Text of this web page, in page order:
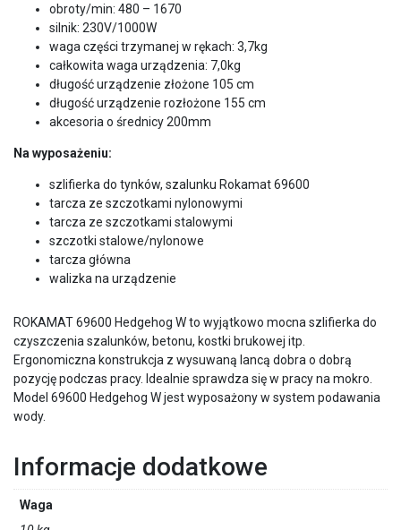
obroty/min: 480 – 1670
silnik: 230V/1000W
waga części trzymanej w rękach: 3,7kg
całkowita waga urządzenia: 7,0kg
długość urządzenie złożone 105 cm
długość urządzenie rozłożone 155 cm
akcesoria o średnicy 200mm
Na wyposażeniu:
szlifierka do tynków, szalunku Rokamat 69600
tarcza ze szczotkami nylonowymi
tarcza ze szczotkami stalowymi
szczotki stalowe/nylonowe
tarcza główna
walizka na urządzenie
ROKAMAT 69600 Hedgehog W to wyjątkowo mocna szlifierka do
czyszczenia szalunków, betonu, kostki brukowej itp.
Ergonomiczna konstrukcja z wysuwaną lancą dobra o dobrą
pozycję podczas pracy. Idealnie sprawdza się w pracy na mokro.
Model 69600 Hedgehog W jest wyposażony w system podawania
wody.
Informacje dodatkowe
Waga